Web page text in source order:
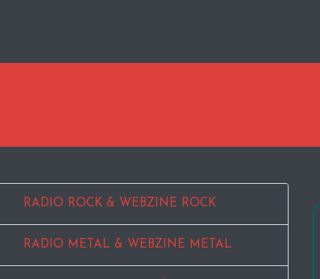
RADIO ROCK & WEBZINE ROCK
RADIO METAL & WEBZINE METAL